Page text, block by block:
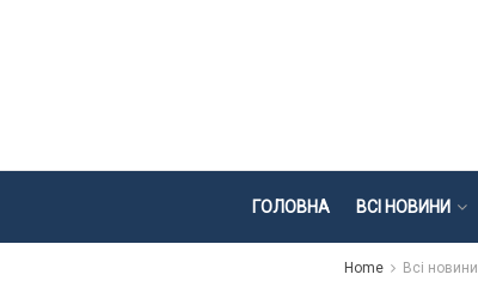
ГОЛОВНА ВСІ НОВИНИ
Home Всі новини